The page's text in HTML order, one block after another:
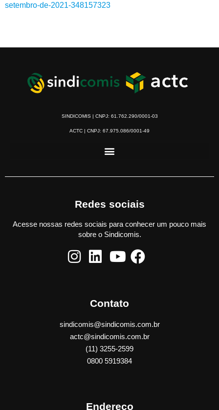
setembro-de-2021-348157323
SINDICOMIS | CNPJ: 61.762.290/0001-03
ACTC | CNPJ: 67.975.086/0001-49
Redes sociais
Acesse nossas redes sociais para conhecer um pouco mais
sobre o Sindicomis.
Contato
sindicomis@sindicomis.com.br
actc@sindicomis.com.br
(11) 3255-2599
0800 5919384
Endereço